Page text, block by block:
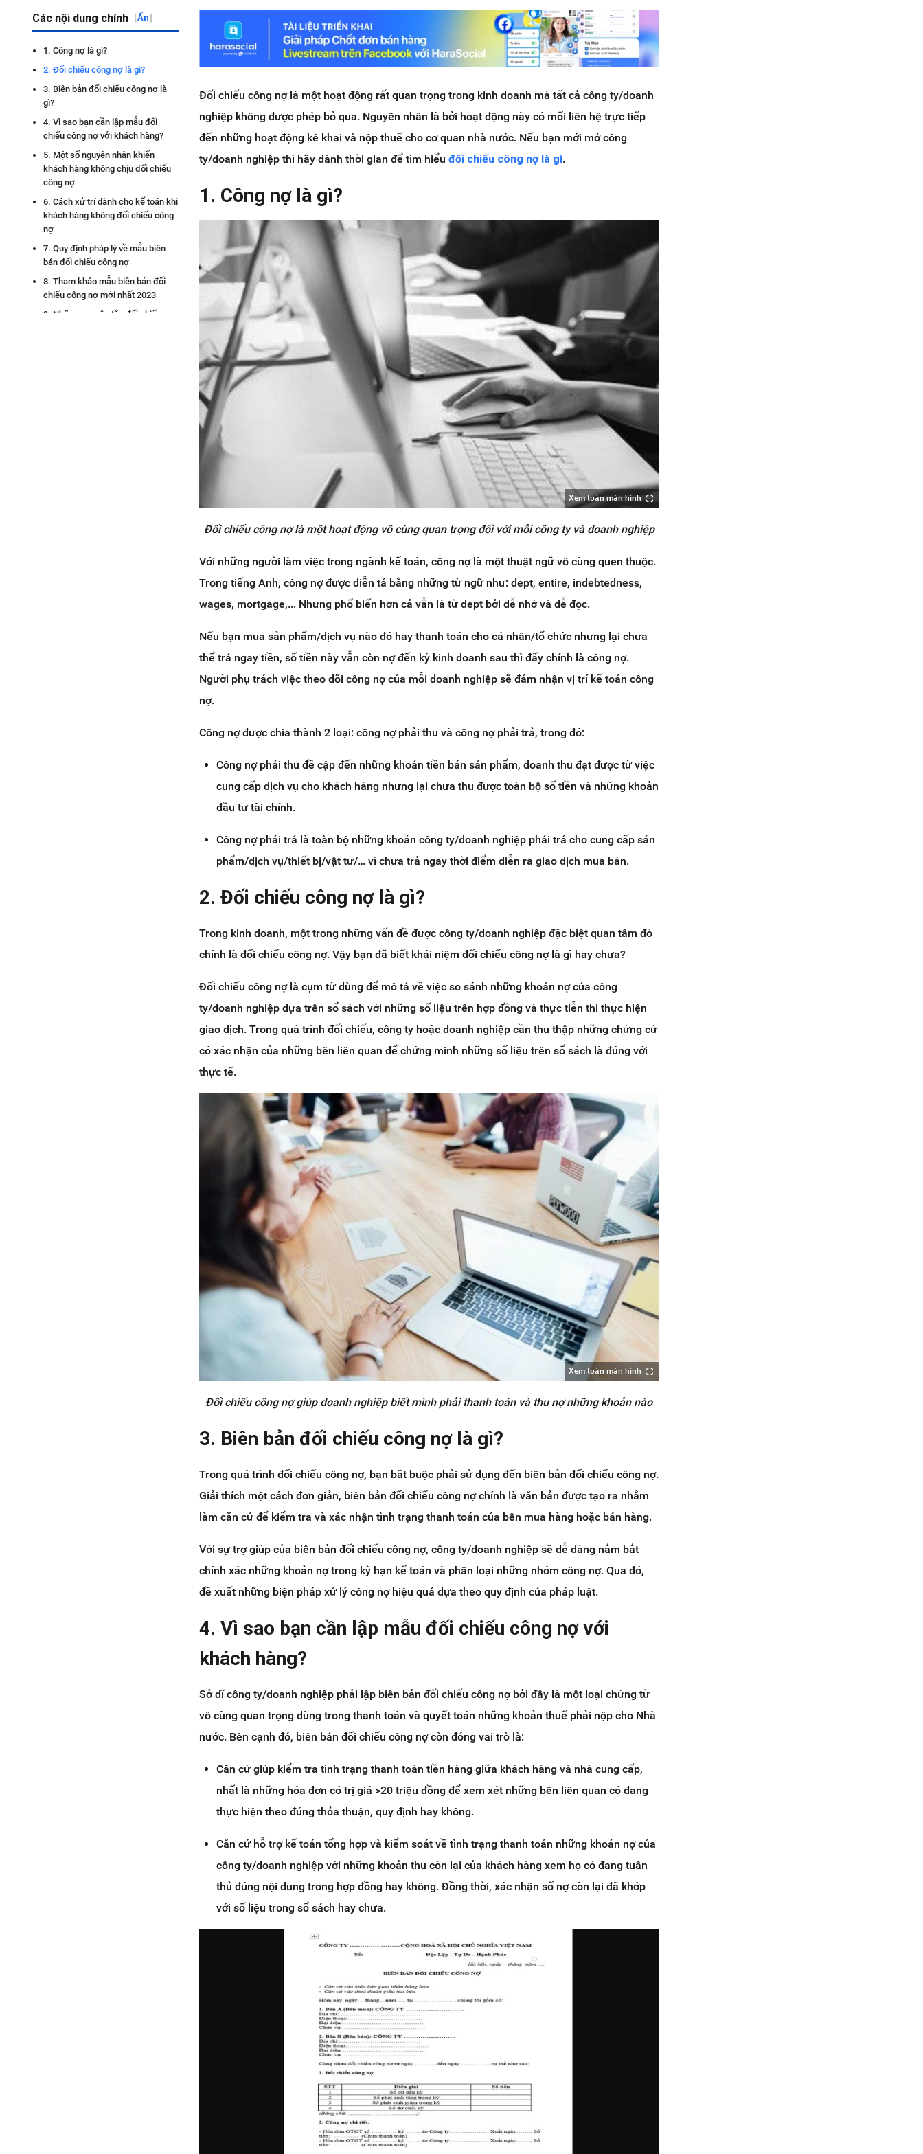
Các nội dung chính [Ẩn]
1. Công nợ là gì?
2. Đối chiếu công nợ là gì?
3. Biên bản đối chiếu công nợ là
gì?
4. Vì sao bạn cần lập mẫu đối
chiếu công nợ với khách hàng?
5. Một số nguyên nhân khiến
khách hàng không chịu đối chiếu
công nợ
6. Cách xử trí dành cho kế toán khi
khách hàng không đối chiếu công
nợ
7. Quy định pháp lý về mẫu biên
bản đối chiếu công nợ
8. Tham khảo mẫu biên bản đối
chiếu công nợ mới nhất 2023
9. Những nguyên tắc đối chiếu
Đối chiếu công nợ là một hoạt động rất quan trọng trong kinh doanh mà tất cả công ty/doanh
nghiệp không được phép bỏ qua. Nguyên nhân là bởi hoạt động này có mối liên hệ trực tiếp
đến những hoạt động kê khai và nộp thuế cho cơ quan nhà nước. Nếu bạn mới mở công
ty/doanh nghiệp thì hãy dành thời gian để tìm hiểuđối chiếu công nợ là gì.
1. Công nợ là gì?
Xem toàn màn hình
Đối chiếu công nợ là một hoạt động vô cùng quan trọng đối với mỗi công ty và doanh nghiệp
Với những người làm việc trong ngành kế toán, công nợ là một thuật ngữ vô cùng quen thuộc.
Trong tiếng Anh, công nợ được diễn tả bằng những từ ngữ như: dept, entire, indebtedness,
wages, mortgage,... Nhưng phổ biến hơn cả vẫn là từ dept bởi dễ nhớ và dễ đọc.
Nếu bạn mua sản phẩm/dịch vụ nào đó hay thanh toán cho cá nhân/tổ chức nhưng lại chưa
thể trả ngay tiền, số tiền này vẫn còn nợ đến kỳ kinh doanh sau thì đấy chính là công nợ.
Người phụ trách việc theo dõi công nợ của mỗi doanh nghiệp sẽ đảm nhận vị trí kế toán công
nợ.
Công nợ được chia thành 2 loại: công nợ phải thu và công nợ phải trả, trong đó:
Công nợ phải thu đề cập đến những khoản tiền bán sản phẩm, doanh thu đạt được từ việc
cung cấp dịch vụ cho khách hàng nhưng lại chưa thu được toàn bộ số tiền và những khoản
đầu tư tài chính.
Công nợ phải trả là toàn bộ những khoản công ty/doanh nghiệp phải trả cho cung cấp sản
phẩm/dịch vụ/thiết bị/vật tư/… vì chưa trả ngay thời điểm diễn ra giao dịch mua bán.
2. Đối chiếu công nợ là gì?
Trong kinh doanh, một trong những vấn đề được công ty/doanh nghiệp đặc biệt quan tâm đó
chính là đối chiếu công nợ. Vậy bạn đã biết khái niệm đối chiếu công nợ là gì hay chưa?
Đối chiếu công nợ là cụm từ dùng để mô tả về việc so sánh những khoản nợ của công
ty/doanh nghiệp dựa trên sổ sách với những số liệu trên hợp đồng và thực tiễn thi thực hiện
giao dịch. Trong quá trình đối chiếu, công ty hoặc doanh nghiệp cần thu thập những chứng cứ
có xác nhận của những bên liên quan để chứng minh những số liệu trên sổ sách là đúng với
thực tế.
Xem toàn màn hình
Đối chiếu công nợ giúp doanh nghiệp biết mình phải thanh toán và thu nợ những khoản nào
3. Biên bản đối chiếu công nợ là gì?
Trong quá trình đối chiếu công nợ, bạn bắt buộc phải sử dụng đến biên bản đối chiếu công nợ.
Giải thích một cách đơn giản, biên bản đối chiếu công nợ chính là văn bản được tạo ra nhằm
làm căn cứ để kiểm tra và xác nhận tình trạng thanh toán của bên mua hàng hoặc bán hàng.
Với sự trợ giúp của biên bản đối chiếu công nợ, công ty/doanh nghiệp sẽ dễ dàng nắm bắt
chính xác những khoản nợ trong kỳ hạn kế toán và phân loại những nhóm công nợ. Qua đó,
đề xuất những biện pháp xử lý công nợ hiệu quả dựa theo quy định của pháp luật.
4. Vì sao bạn cần lập mẫu đối chiếu công nợ với
khách hàng?
Sở dĩ công ty/doanh nghiệp phải lập biên bản đối chiếu công nợ bởi đây là một loại chứng từ
vô cùng quan trọng dùng trong thanh toán và quyết toán những khoản thuế phải nộp cho Nhà
nước. Bên cạnh đó, biên bản đối chiếu công nợ còn đóng vai trò là:
Căn cứ giúp kiểm tra tình trạng thanh toán tiền hàng giữa khách hàng và nhà cung cấp,
nhất là những hóa đơn có trị giá >20 triệu đồng để xem xét những bên liên quan có đang
thực hiện theo đúng thỏa thuận, quy định hay không.
Căn cứ hỗ trợ kế toán tổng hợp và kiểm soát về tình trạng thanh toán những khoản nợ của
công ty/doanh nghiệp với những khoản thu còn lại của khách hàng xem họ có đang tuân
thủ đúng nội dung trong hợp đồng hay không. Đồng thời, xác nhận số nợ còn lại đã khớp
với số liệu trong sổ sách hay chưa.